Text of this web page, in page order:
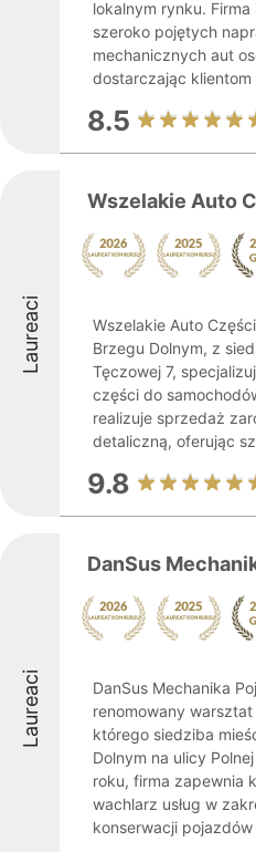
lokalnym rynku.
szeroko pojętych
mechanicznych aut
dostarczając klientom
8.5
Laureaci
Wszelakie Auto
Wszelakie Auto
Brzegu Dolnym, z
Tęczowej 7,
części do
realizuje sprzedaż
detaliczną, oferując
9.8
Laureaci
DanSus
DanSus Mechanika
renomowany
którego siedziba
Dolnym na ulicy
roku, firma zapewnia
wachlarz usług w
konserwacji pojazdów